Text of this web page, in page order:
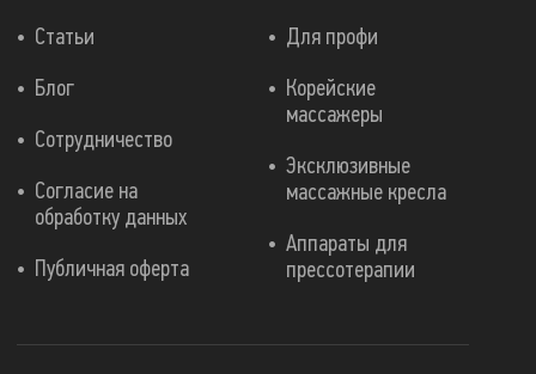
Для профи
Корейские
массажеры
Эксклюзивные
массажные кресла
Аппараты для
прессотерапии
Статьи
Блог
Сотрудничество
Согласие на
обработку данных
Публичная оферта